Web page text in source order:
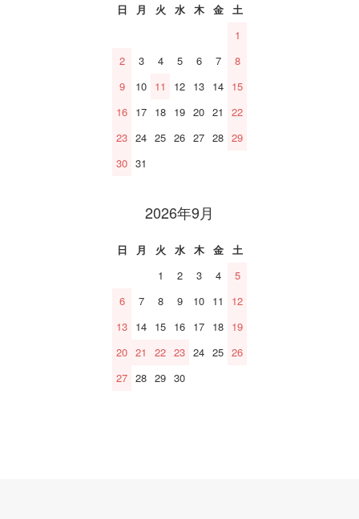
日 月 火 水 木 金
土
1
2
3 4 5 6 7
8
9
10 11 12 13 14 15
16 17 18 19 20 21
22
23 24 25 26 27 28 29
30 31
2026年9月
日 月 火 水 木 金
土
1
2 3 4
5
6
7 8 9 10 11
12
13 14 15 16 17 18 19
20 21 22 23 24 25 26
27 28 29 30